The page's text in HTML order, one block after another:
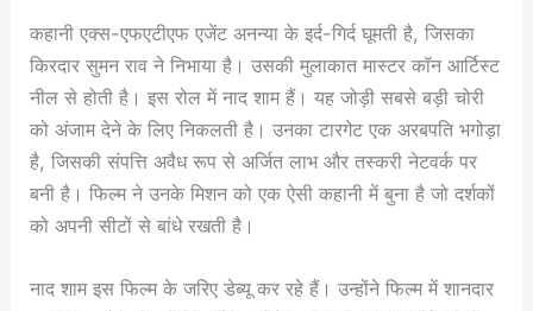
कहानी एक्स-एफएटीएफ एजेंट अनन्या के इर्द-गिर्द घूमती है, जिसका
किरदार सुमन राव ने निभाया है। उसकी मुलाकात मास्टर कॉन आर्टिस्ट
नील से होती है। इस रोल में नाद शाम हैं। यह जोड़ी सबसे बड़ी चोरी
को अंजाम देने के लिए निकलती है। उनका टारगेट एक अरबपति भगोड़ा
है, जिसकी संपत्ति अवैध रूप से अर्जित लाभ और तस्करी नेटवर्क पर
बनी है। फिल्म ने उनके मिशन को एक ऐसी कहानी में बुना है जो दर्शकों
को अपनी सीटों से बांधे रखती है।
नाद शाम इस फिल्म के जरिए डेब्यू कर रहे हैं। उन्होंने फिल्म में शानदार